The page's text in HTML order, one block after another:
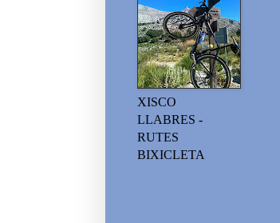
XISCO
LLABRES -
RUTES
BIXICLETA